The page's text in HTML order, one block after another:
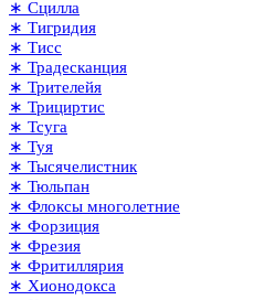
∗ Сцилла
∗ Тигридия
∗ Тисс
∗ Традесканция
∗ Трителейя
∗ Трициртис
∗ Тсуга
∗ Туя
∗ Тысячелистник
∗ Тюльпан
∗ Флоксы многолетние
∗ Форзиция
∗ Фрезия
∗ Фритиллярия
∗ Хионодокса